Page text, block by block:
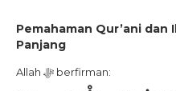
Pemahaman Qur’ani dan
Panjang
Allah ﷻ berfirman: